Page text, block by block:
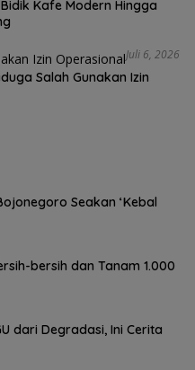
Kafe Modern Hingga
Juli 6, 2026
Salah Gunakan Izin
Seakan ‘Kebal
bersih dan Tanam 1.000
dari Degradasi, Ini Cerita